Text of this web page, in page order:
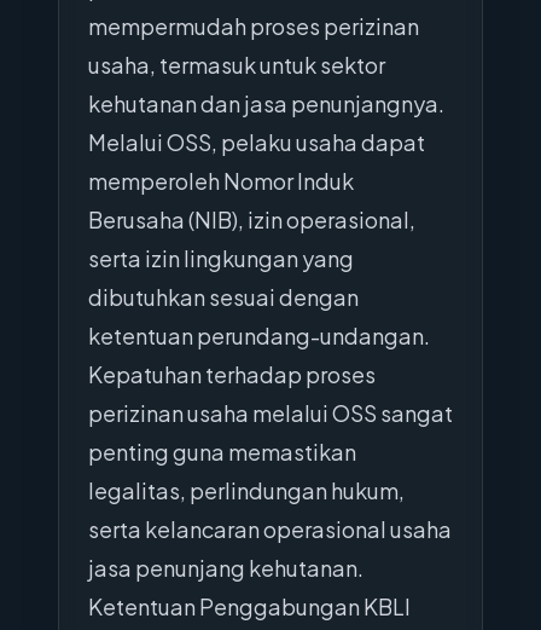
mempermudah proses perizinan
usaha, termasuk untuk sektor
kehutanan dan jasa penunjangnya.
Melalui OSS, pelaku usaha dapat
memperoleh Nomor Induk
Berusaha (NIB), izin operasional,
serta izin lingkungan yang
dibutuhkan sesuai dengan
ketentuan perundang-undangan.
Kepatuhan terhadap proses
perizinan usaha melalui OSS sangat
penting guna memastikan
legalitas, perlindungan hukum,
serta kelancaran operasional usaha
jasa penunjang kehutanan.
Ketentuan Penggabungan KBLI